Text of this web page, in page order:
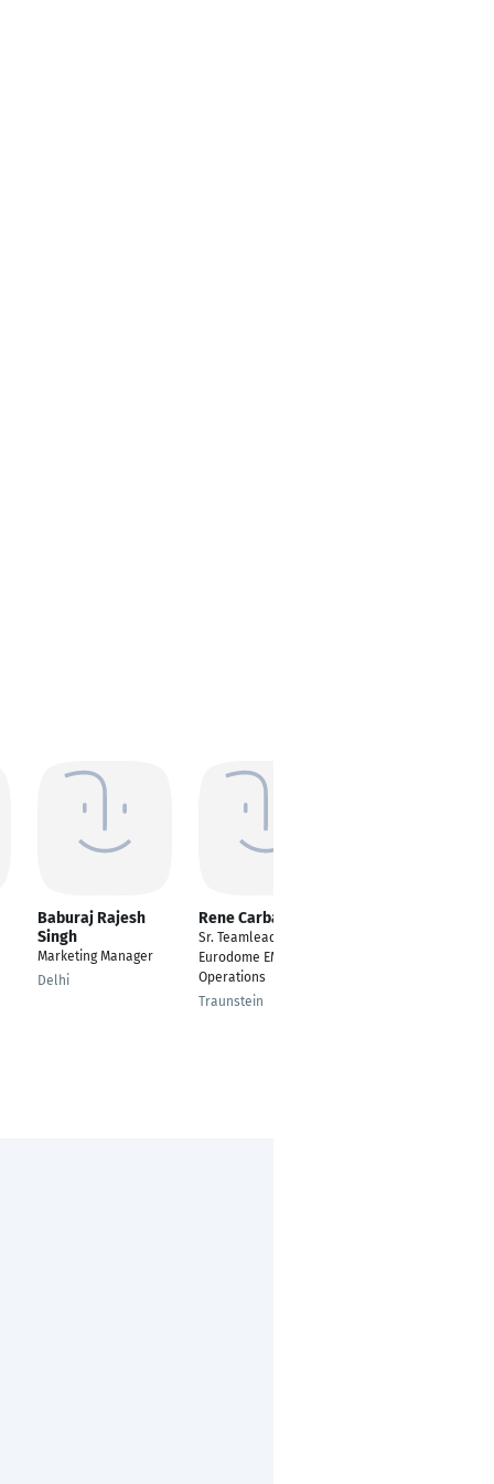
Baburaj Rajesh
Singh
Marketing Manager
Delhi
Rene Carbajal
Sr. Teamlead
Eurodome EMEA
Operations
Traunstein